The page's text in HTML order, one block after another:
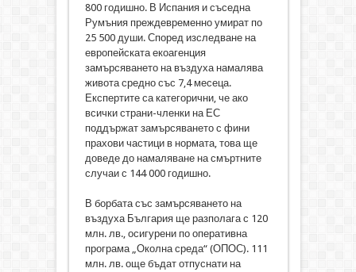
800 годишно. В Испания и съседна
Румъния преждевременно умират по
25 500 души. Според изследване на
европейската екоагенция
замърсяването на въздуха намалява
живота средно със 7,4 месеца.
Експертите са категорични, че ако
всички страни-членки на ЕС
поддържат замърсяването с фини
прахови частици в нормата, това ще
доведе до намаляване на смъртните
случаи с 144 000 годишно.
В борбата със замърсяването на
въздуха България ще разполага с 120
млн. лв., осигурени по оперативна
програма „Околна среда“ (ОПОС). 111
млн. лв. още бъдат отпуснати на